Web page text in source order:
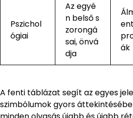
Pszichol
ógiai
Az egyé
n belső s
zorongá
sai, önvá
dja
ák
A fenti táblázat segít az egyes
szimbólumok gyors